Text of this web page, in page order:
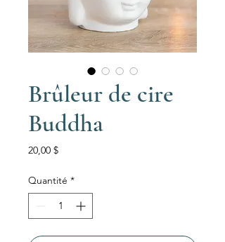
Brûleur de cire
Buddha
20,00 $Prix
Quantité *